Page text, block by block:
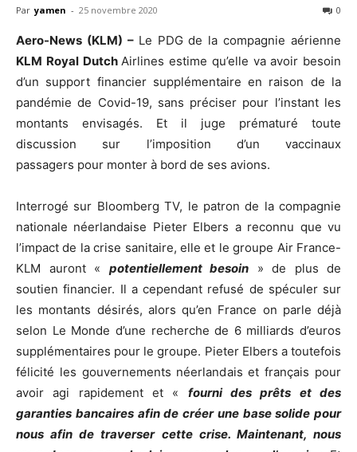
Par yamen - 25 novembre 2020 0
Aero-News (KLM) – Le PDG de la compagnie aérienne
KLM Royal DutchAirlines estime qu’elle va avoir besoin
d’un support financier supplémentaire en raison de la
pandémie de Covid-19, sans préciser pour l’instant les
montants envisagés. Et il juge prématuré toute
discussion sur l’imposition d’un vaccinaux
passagers pour monter à bord de ses avions.
Interrogé sur Bloomberg TV, le patron de la compagnie
nationale néerlandaise Pieter Elbers a reconnu que vu
l’impact de la crise sanitaire, elle et le groupe Air France-
KLM auront « potentiellement besoin » de plus de
soutien financier. Il a cependant refusé de spéculer sur
les montants désirés, alors qu’en France on parle déjà
selon Le Monde d’une recherche de 6 milliards d’euros
supplémentaires pour le groupe. Pieter Elbers a toutefois
félicité les gouvernements néerlandais et français pour
avoir agi rapidement et « fourni des prêts et des
garanties bancaires afin de créer une base solide pour
nous afin de traverser cette crise. Maintenant, nous